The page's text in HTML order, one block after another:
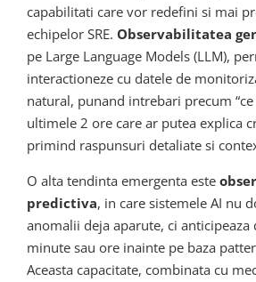
capabilitati care vor redefini si mai
echipelor SRE. Observabilitatea
pe Large Language Models (LLM),
interactioneze cu datele de
natural, punand intrebari precum
ultimele 2 ore care ar putea explica
primind raspunsuri detaliate si
O alta tendinta emergenta este
predictiva, in care sistemele AI nu
anomalii deja aparute, ci anticipeaza
minute sau ore inainte pe baza
Aceasta capacitate, combinata cu